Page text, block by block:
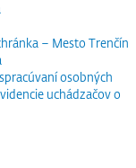
– Mesto Trenčín
osobných
uchádzačov o